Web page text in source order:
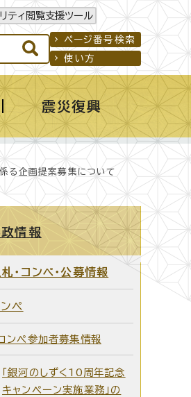
ティ閲覧支援ツール
ページ番号検索
使い方
震災復興
る企画提案募集について
情報
札・コンペ・公募情報
ペ
ンペ参加者募集情報
「銀河のしずく10周年記念
キャンペーン実施業務」の